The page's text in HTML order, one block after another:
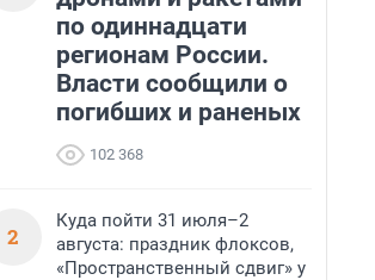
по одиннадцати
регионам России.
Власти сообщили о
погибших и раненых
102 368
2
Куда пойти 31 июля–2
августа: праздник флоксов,
«Пространственный сдвиг» у